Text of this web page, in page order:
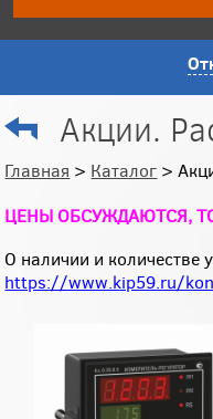
Акции.
Главная > Каталог >
ЦЕНЫ ОБСУЖДАЮТСЯ,
О наличии и количестве
https://www.kip59.ru/